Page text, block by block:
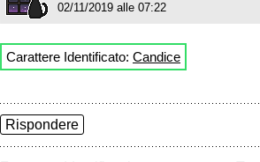
02/11/2019 alle 07:22
Carattere Identificato: Candice
Rispondere